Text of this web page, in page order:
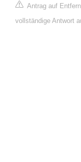
Antrag auf
vollständige Antwort